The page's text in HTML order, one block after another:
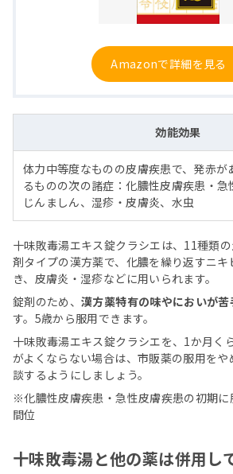
Amazonで詳細を見る
効能効果
体力中等度なものの皮膚疾患で、発赤が
るものの次の諸症：化膿性皮膚疾患・急
じんましん、湿疹・皮膚炎、水虫
十味敗毒湯エキス錠クラシエは、11種類
剤タイプの漢方薬で、化膿を繰り返すニ
き、皮膚炎・湿疹などに用いられます。
錠剤のため、漢方薬特有の味やにおいが
す。5歳から服用できます。
十味敗毒湯エキス錠クラシエを、1か月く
がよくならない場合は、市販薬の服用を
談するようにしましょう。
※化膿性皮膚疾患・急性皮膚疾患の初期
間位
十味敗毒湯と他の薬は併用し